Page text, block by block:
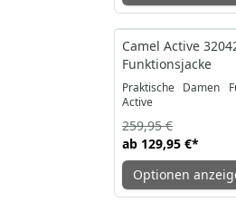
-50%
Camel Active
Funktionsjacke
Praktische Damen
Active
ab 129,95 €*
259,95 €
Optionen